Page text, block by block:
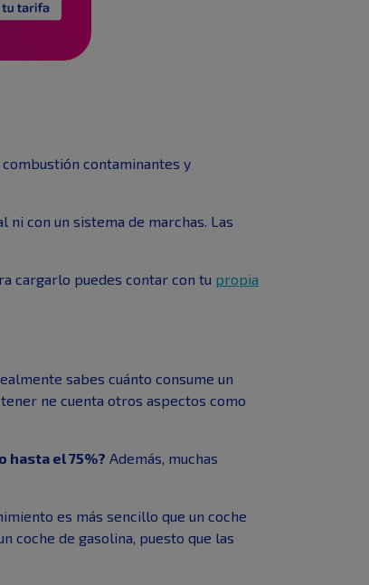
contaminantes y
con un sistema de marchas. Las
cargarlo puedes contar con tu propia
sabes cuánto consume un
ne cuenta otros aspectos como
hasta el 75%? Además, muchas
es más sencillo que un coche
coche de gasolina, puesto que las